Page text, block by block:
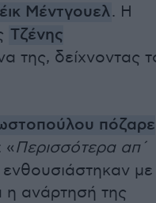
Μέντγουελ. Η
Τζένης
της, δείχνοντας
πόζαρε
«Περισσότερα απ΄
με
η ανάρτησή της